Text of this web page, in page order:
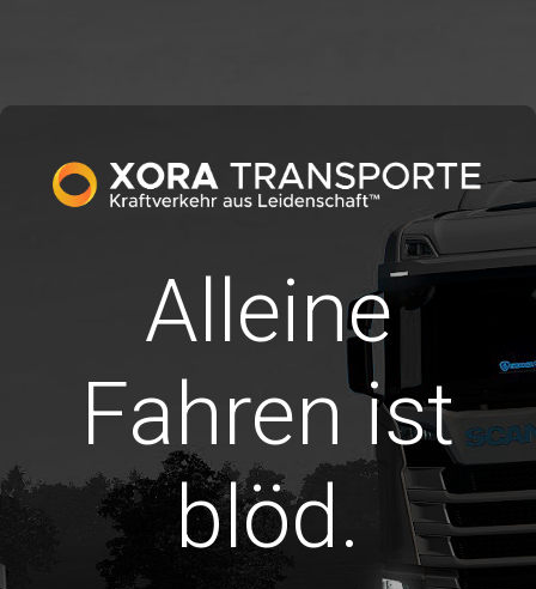
Alleine
Fahren ist
blöd.